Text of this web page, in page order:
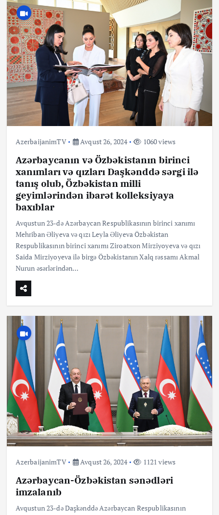
AzerbaijanimTV Avqust 26, 2024 1060 views
Azərbaycanın və Özbəkistanın birinci
xanımları və qızları Daşkənddə sərgi ilə
tanış olub, Özbəkistan milli
geyimlərindən ibarət kolleksiyaya
baxıblar
Avqustun 23-də Azərbaycan Respublikasının birinci xanımı
Mehriban Əliyeva və qızı Leyla Əliyeva Özbəkistan
Respublikasının birinci xanımı Ziroatxon Mirziyoyeva və qızı
Saida Mirziyoyeva ilə birgə Özbəkistanın Xalq rəssamı Akmal
Nurun əsərlərindən…
AzerbaijanimTV Avqust 26, 2024 1121 views
Azərbaycan-Özbəkistan sənədləri
imzalanıb
Avqustun 23-də Daşkənddə Azərbaycan Respublikasının